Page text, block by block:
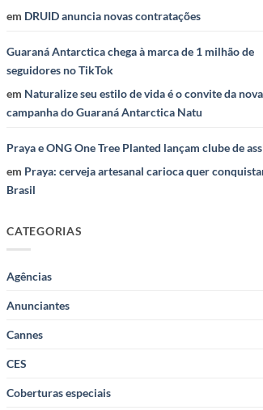
em DRUID anuncia novas contratações
Guaraná Antarctica chega à marca de 1 milhão de
seguidores no TikTok
em Naturalize seu estilo de vida é o convite da nova
campanha do Guaraná Antarctica Natu
Praya e ONG One Tree Planted lançam clube de
em Praya: cerveja artesanal carioca quer
Brasil
CATEGORIAS
Agências
Anunciantes
Cannes
CES
Coberturas especiais